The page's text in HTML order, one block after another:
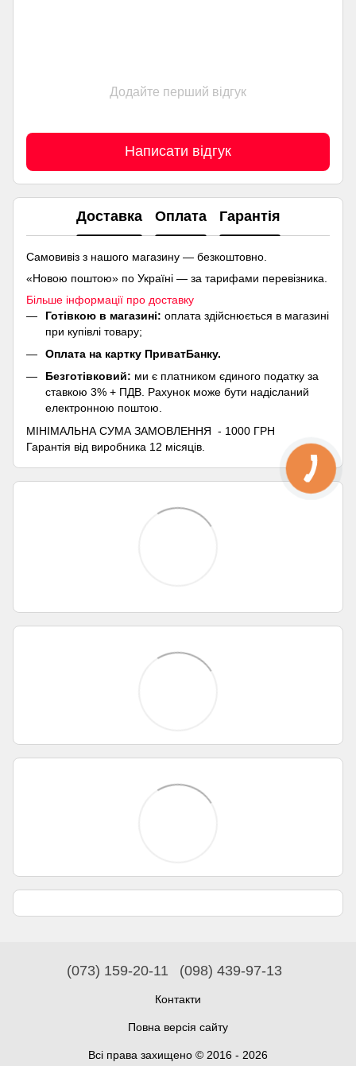
Додайте перший відгук
Написати відгук
Доставка Оплата Гарантія
Самовивіз з нашого магазину — безкоштовно.
«Новою поштою» по Україні — за тарифами перевізника.
Більше інформації про доставку
Готівкою в магазині: оплата здійснюється в магазині
при купівлі товару;
Оплата на картку ПриватБанку.
Безготівковий: ми є платником єдиного податку за
ставкою 3% + ПДВ. Рахунок може бути надісланий
електронною поштою.
МІНІМАЛЬНА СУМА ЗАМОВЛЕННЯ - 1000 ГРН
Гарантія від виробника 12 місяців.
(073) 159-20-11 (098) 439-97-13
Контакти
Повна версія сайту
Всі права захищено © 2016 - 2026